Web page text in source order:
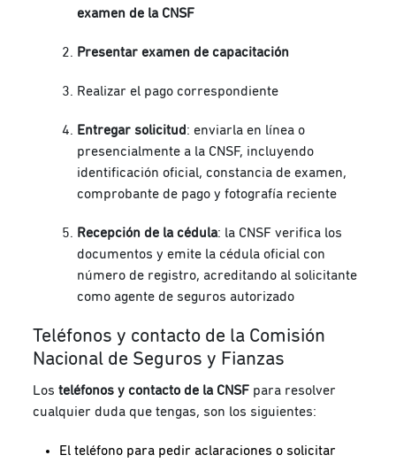
examen de la CNSF
Presentar examen de capacitación
Realizar el pago correspondiente
Entregar solicitud: enviarla en línea o
presencialmente a la CNSF, incluyendo
identificación oficial, constancia de examen,
comprobante de pago y fotografía reciente
Recepción de la cédula: la CNSF verifica los
documentos y emite la cédula oficial con
número de registro, acreditando al solicitante
como agente de seguros autorizado
Teléfonos y contacto de la Comisión
Nacional de Seguros y Fianzas
Los teléfonos y contacto de la CNSF para resolver
cualquier duda que tengas, son los siguientes:
El teléfono para pedir aclaraciones o solicitar